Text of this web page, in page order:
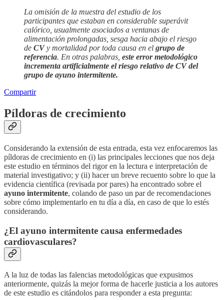
La omisión de la muestra del estudio de los
participantes que estaban en considerable superávit
calórico, usualmente asociados a ventanas de
alimentación prolongadas, sesga hacia abajo el riesgo
de CVy mortalidad por toda causa en el grupo de
referencia. En otras palabras, este error metodológico
incrementa artificialmente el riesgo relativo de CV del
grupo de ayuno intermitente.
Compartir
Píldoras de crecimiento
Considerando la extensión de esta entrada, esta vez enfocaremos las
píldoras de crecimiento en (i) las principales lecciones que nos deja
este estudio en términos del rigor en la lectura e interpretación de
material investigativo; y (ii) hacer un breve recuento sobre lo que la
evidencia científica (revisada por pares) ha encontrado sobre el
ayuno intermitente, colando de paso un par de recomendaciones
sobre cómo implementarlo en tu día a día, en caso de que lo estés
considerando.
¿El ayuno intermitente causa enfermedades
cardiovasculares?
A la luz de todas las falencias metodológicas que expusimos
anteriormente, quizás la mejor forma de hacerle justicia a los autores
de este estudio es citándolos para responder a esta pregunta: